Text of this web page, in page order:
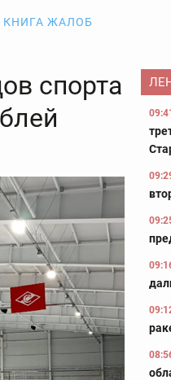
КНИГА ЖАЛОБ
спорта
09:41